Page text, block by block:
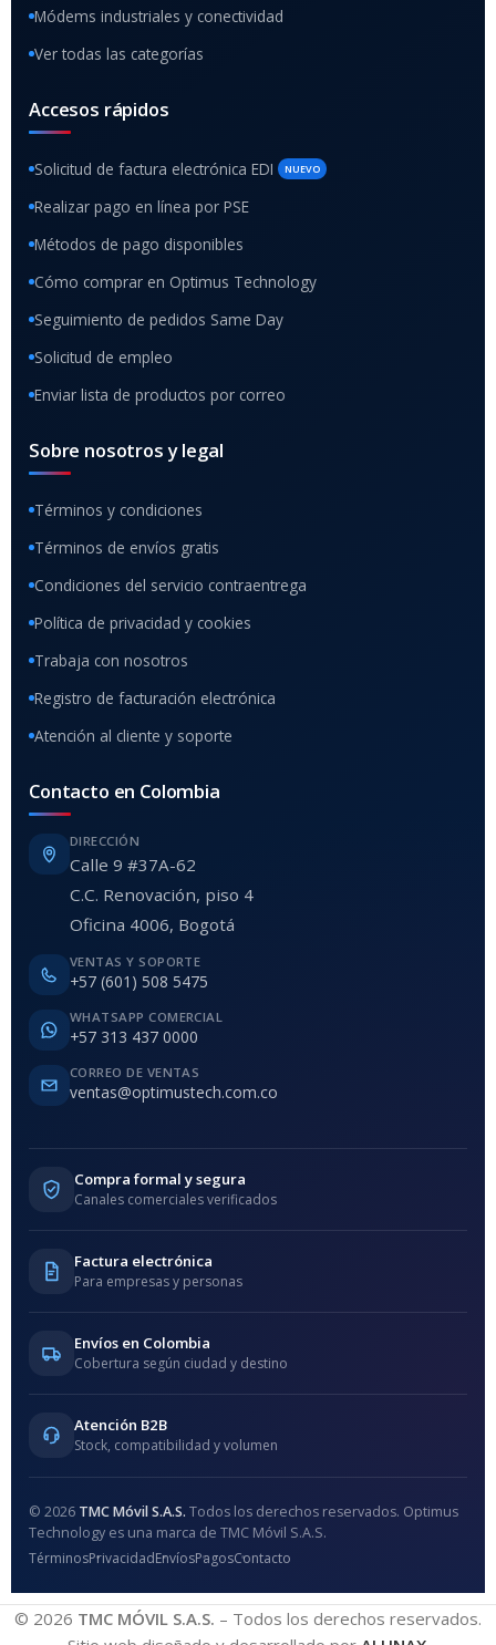
Módems industriales y conectividad
Ver todas las categorías
Accesos rápidos
Solicitud de factura electrónica EDI NUEVO
Realizar pago en línea por PSE
Métodos de pago disponibles
Cómo comprar en Optimus Technology
Seguimiento de pedidos Same Day
Solicitud de empleo
Enviar lista de productos por correo
Sobre nosotros y legal
Términos y condiciones
Términos de envíos gratis
Condiciones del servicio contraentrega
Política de privacidad y cookies
Trabaja con nosotros
Registro de facturación electrónica
Atención al cliente y soporte
Contacto en Colombia
DIRECCIÓN
Calle 9 #37A-62
C.C. Renovación, piso 4
Oficina 4006, Bogotá
VENTAS Y SOPORTE
+57 (601) 508 5475
WHATSAPP COMERCIAL
+57 313 437 0000
CORREO DE VENTAS
ventas@optimustech.com.co
Compra formal y segura
Canales comerciales verificados
Factura electrónica
Para empresas y personas
Envíos en Colombia
Cobertura según ciudad y destino
Atención B2B
Stock, compatibilidad y volumen
© 2026 TMC Móvil S.A.S. Todos los derechos reservados. Optimus
Technology es una marca de TMC Móvil S.A.S.
TérminosPrivacidadEnvíosPagosContacto
© 2026 TMC MÓVIL S.A.S. – Todos los derechos reservados.